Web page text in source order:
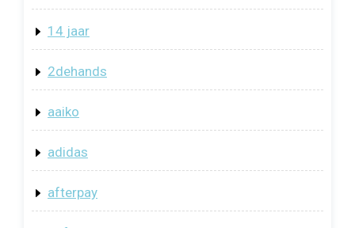
14 jaar
2dehands
aaiko
adidas
afterpay